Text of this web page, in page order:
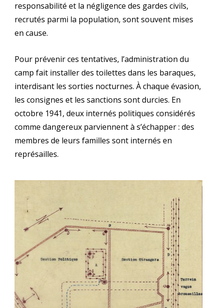
responsabilité et la négligence des gardes civils,
recrutés parmi la population, sont souvent mises
en cause.
Pour prévenir ces tentatives, l’administration du
camp fait installer des toilettes dans les baraques,
interdisant les sorties nocturnes. À chaque évasion,
les consignes et les sanctions sont durcies. En
octobre 1941, deux internés politiques considérés
comme dangereux parviennent à s’échapper : des
membres de leurs familles sont internés en
représailles.